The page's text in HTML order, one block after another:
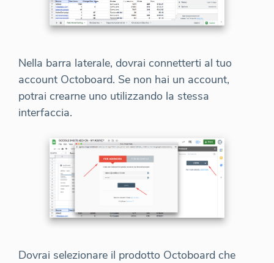
Nella barra laterale, dovrai connetterti al tuo
account Octoboard. Se non hai un account,
potrai crearne uno utilizzando la stessa
interfaccia.
Dovrai selezionare il prodotto Octoboard che